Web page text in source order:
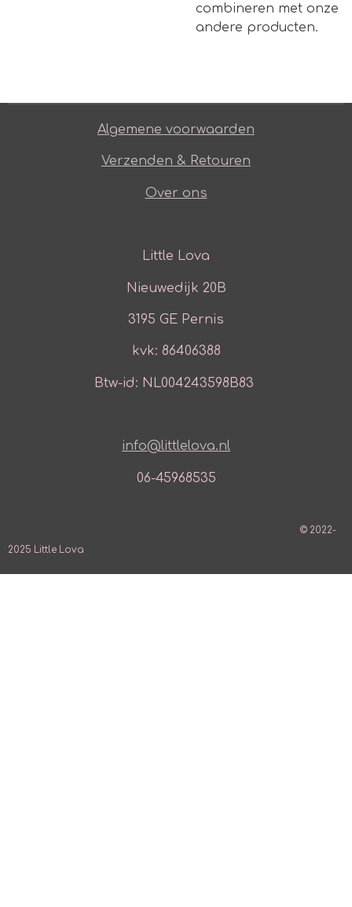
combineren met onze
andere producten.
Algemene voorwaarden
Verzenden & Retouren
Over ons
Little Lova
Nieuwedijk 20B
3195 GE Pernis
kvk: 86406388
Btw-id: NL004243598B83
info@littlelova.nl
06-45968535
© 2022-
2025 Little Lova